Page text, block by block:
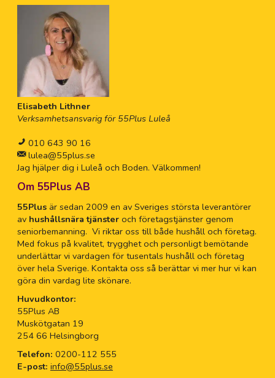
Elisabeth Lithner
Verksamhetsansvarig för 55Plus Luleå
010 643 90 16
lulea@55plus.se
Jag hjälper dig i Luleå och Boden. Välkommen!
Om 55Plus AB
55Plusär sedan 2009 en av Sveriges största leverantörer
av hushållsnära tjänsteroch företagstjänster genom
seniorbemanning. Vi riktar oss till både hushåll och företag.
Med fokus på kvalitet, trygghet och personligt bemötande
underlättar vi vardagen för tusentals hushåll och företag
över hela Sverige. Kontakta oss så berättar vi mer hur vi kan
göra din vardag lite skönare.
Huvudkontor:
55Plus AB
Muskötgatan 19
254 66 Helsingborg
Telefon: 0200-112 555
E-post: info@55plus.se